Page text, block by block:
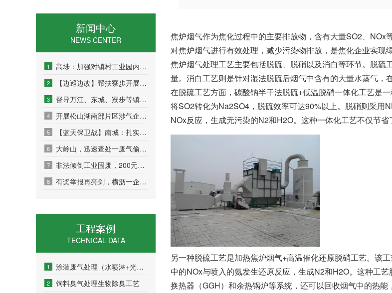
新闻中心
NEWS CENTER
1 高埗：加强对镇村工业园内企业环境监管
2 【边巡边改】帮扶寮步开展全面巡查整改攻坚工作
3 督导万江、东城、寮步等镇街水污染防治工作
4 开展松山湖南部片区涉气企业专项执法行动
5 【蓝天保卫战】南城：扎实开展大气污染专项治理
6 大岭山，迅速查处一废气偷排企业
7 非法倾倒工业固废，200元获利换10万元重罚！
8 有奖举报再亮剑，横沥一企业废气直排被查处
工程案例
TECHNICAL DATA
1 涂装废气处理（水喷淋+光催化+活性炭吸附）
2 饲料臭气处理生物除臭工艺
焦炉烟气作为焦化过程中的主要排放物，含有大量SO2、NOx
对焦炉烟气进行有效处理，减少污染物排放，是焦化企业实现
焦炉烟气处理工艺主要包括脱硫、脱硝以及消白等环节。脱
量。消白工艺则是针对湿法脱硫后烟气中含有的大量水蒸气，
在脱硫工艺方面，碳酸钠半干法脱硫+低温脱硝一体化工艺是
将SO2转化为Na2SO4，脱硫效率可达90%以上。脱硝则采
NOx反应，生成无污染的N2和H2O。这种一体化工艺不仅节省
另一种脱硫工艺是加热焦炉烟气+高温催化还原脱硝工艺。该
中的NOx与喷入的氨发生还原反应，生成N2和H2O。这种工
换热器（GGH）和余热锅炉等系统，还可以回收烟气中的热能